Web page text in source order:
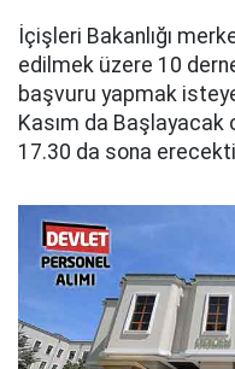
İçişleri Bakanlığı
edilmek üzere 10
başvuru yapmak
Kasım da Başlayacak
17.30 da sona